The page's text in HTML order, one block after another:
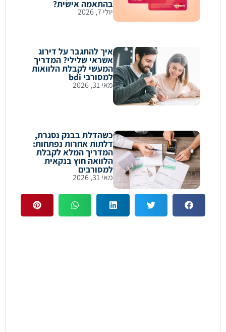
בהתאמה אישית?
איך להתגבר על דירוג
אשראי שלילי? המדריך
המעשי לקבלת הלוואות
למסורבי bdi
מאי 31, 2026
כשהדלת בבנק נסגרת,
דלתות אחרות נפתחות:
המדריך המלא לקבלת
הלוואה חוץ בנקאית
למסורבים
מאי 31, 2026